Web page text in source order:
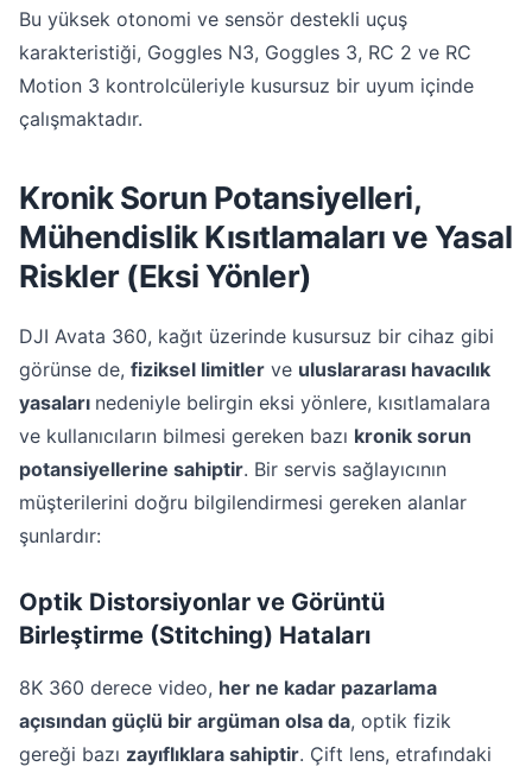
Bu yüksek otonomi ve sensör destekli uçuş
karakteristiği, Goggles N3, Goggles 3, RC 2 ve RC
Motion 3 kontrolcüleriyle kusursuz bir uyum içinde
çalışmaktadır.
Kronik Sorun Potansiyelleri,
Mühendislik Kısıtlamaları ve Yasal
Riskler (Eksi Yönler)
DJI Avata 360, kağıt üzerinde kusursuz bir cihaz gibi
görünse de, fiziksel limitler ve uluslararası havacılık
yasaları nedeniyle belirgin eksi yönlere, kısıtlamalara
ve kullanıcıların bilmesi gereken bazı kronik sorun
potansiyellerine sahiptir. Bir servis sağlayıcının
müşterilerini doğru bilgilendirmesi gereken alanlar
şunlardır:
Optik Distorsiyonlar ve Görüntü
Birleştirme (Stitching) Hataları
8K 360 derece video, her ne kadar pazarlama
açısından güçlü bir argüman olsa da, optik fizik
gereği bazı zayıflıklara sahiptir. Çift lens, etrafındaki